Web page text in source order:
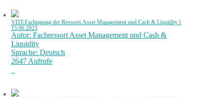
VDT-Fachtagung der Ressorts Asset Management und Cash & Liquidity l
15.06.2023
Autor: Fachressort Asset Management und Cash &
Liquidity
Sprache: Deutsch
2647 Aufrufe